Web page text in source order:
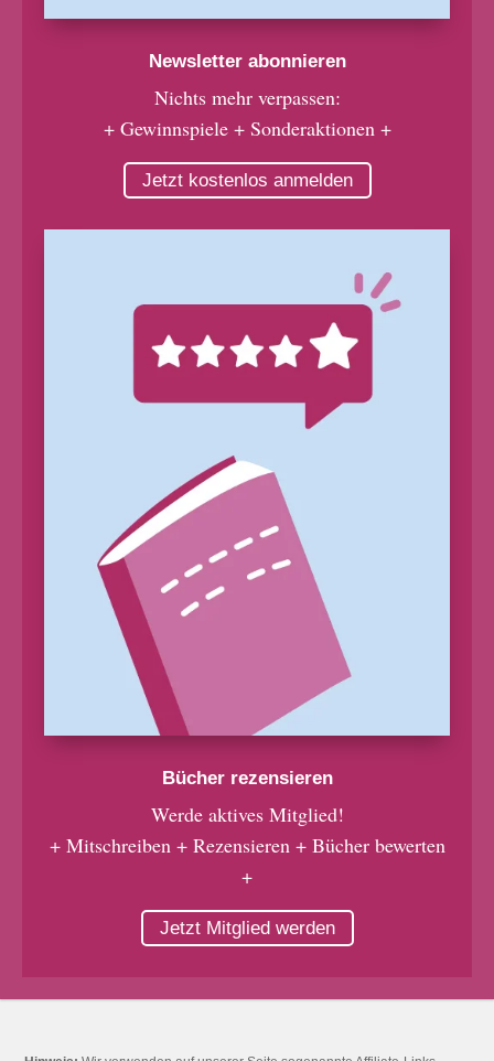
Newsletter abonnieren
Nichts mehr verpassen:
+ Gewinnspiele + Sonderaktionen +
Jetzt kostenlos anmelden
Bücher rezensieren
Werde aktives Mitglied!
+ Mitschreiben + Rezensieren + Bücher bewerten
+
Jetzt Mitglied werden